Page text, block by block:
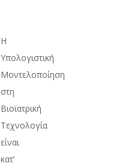
Η
Υπολογιστική
Μοντελοποίηση
στη
Βιοϊατρική
Τεχνολογία
είναι
κατ’